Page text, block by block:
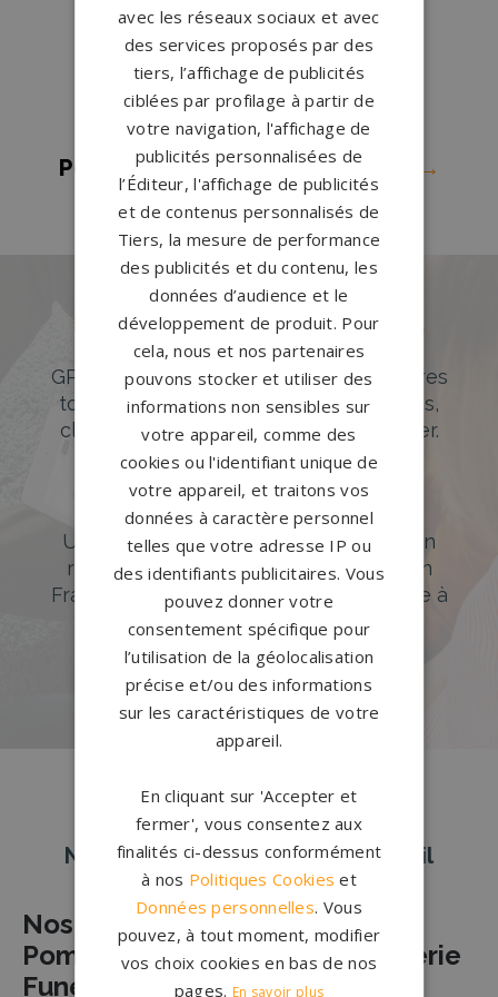
Montmorency →
Pompes funèbres ST LEU LA
FORET→
Pompes funèbres Taverny
Pompes funèbres Villiers-le-Bel
→
Des pierres tombales uniques et
originales
GPG Granit offre un large choix de pierres
tombales en granit de styles modernes,
classiques ou originales à personnaliser.
DÉCOUVREZ NOTRE CATALOGUE
Accompagnement sur-mesure
Un accompagnement sur mesure et un
réseau de 1200 partenaires partout en
France. Personnalisation avancée grâce à
notre configurateur 3D en ligne.
PERSONNALISEZ VOTRE MONUMENT
Nos pierres tombales à Argenteuil
Nos Partenaires Agences de
Pompes Funèbres et de Marbrerie
Funéraire à ARGENTEUIL
avec les réseaux sociaux et avec
des services proposés par des
tiers, l’affichage de publicités
ciblées par profilage à partir de
votre navigation, l'affichage de
publicités personnalisées de
l’Éditeur, l'affichage de publicités
et de contenus personnalisés de
Tiers, la mesure de performance
des publicités et du contenu, les
données d’audience et le
développement de produit. Pour
cela, nous et nos partenaires
pouvons stocker et utiliser des
informations non sensibles sur
votre appareil, comme des
cookies ou l'identifiant unique de
votre appareil, et traitons vos
données à caractère personnel
telles que votre adresse IP ou
des identifiants publicitaires. Vous
pouvez donner votre
consentement spécifique pour
l’utilisation de la géolocalisation
précise et/ou des informations
sur les caractéristiques de votre
appareil.
En cliquant sur 'Accepter et
fermer', vous consentez aux
finalités ci-dessus conformément
à nos Politiques Cookies et
Données personnelles. Vous
pouvez, à tout moment, modifier
vos choix cookies en bas de nos
pages. En savoir plus